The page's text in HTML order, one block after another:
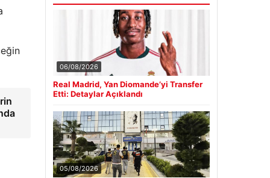
06/08/2026
Real Madrid, Yan Diomande’yi Transfer
Etti: Detaylar Açıklandı
05/08/2026